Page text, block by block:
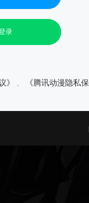
录
》
《腾讯动漫隐私保